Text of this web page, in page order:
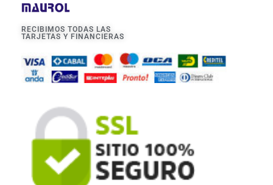
RECIBIMOS TODAS LAS
TARJETAS Y FINANCIERAS